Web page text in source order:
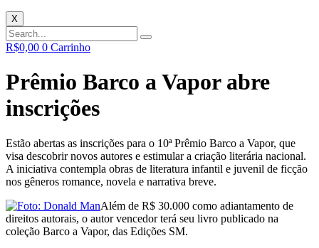
X
R$0,00 0 Carrinho
Prêmio Barco a Vapor abre
inscrições
Estão abertas as inscrições para o 10ª Prêmio Barco a Vapor, que
visa descobrir novos autores e estimular a criação literária nacional.
A iniciativa contempla obras de literatura infantil e juvenil de ficção
nos gêneros romance, novela e narrativa breve.
Além de R$ 30.000 como adiantamento de
direitos autorais, o autor vencedor terá seu livro publicado na
coleção Barco a Vapor, das Edições SM.